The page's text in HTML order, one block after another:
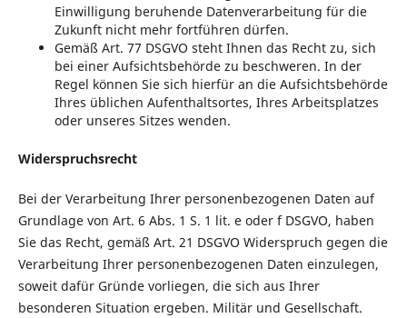
Einwilligung beruhende Datenverarbeitung für die
Zukunft nicht mehr fortführen dürfen.
Gemäß Art. 77 DSGVO steht Ihnen das Recht zu, sich
bei einer Aufsichtsbehörde zu beschweren. In der
Regel können Sie sich hierfür an die Aufsichtsbehörde
Ihres üblichen Aufenthaltsortes, Ihres Arbeitsplatzes
oder unseres Sitzes wenden.
Widerspruchsrecht
Bei der Verarbeitung Ihrer personenbezogenen Daten auf
Grundlage von Art. 6 Abs. 1 S. 1 lit. e oder f DSGVO, haben
Sie das Recht, gemäß Art. 21 DSGVO Widerspruch gegen die
Verarbeitung Ihrer personenbezogenen Daten einzulegen,
soweit dafür Gründe vorliegen, die sich aus Ihrer
besonderen Situation ergeben. Militär und Gesellschaft.